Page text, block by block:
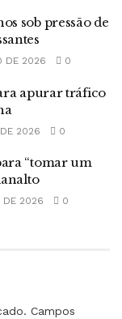
sob pressão de
DE 2026 0
apurar tráfico
2026 0
“tomar um
DE 2026 0
Campos